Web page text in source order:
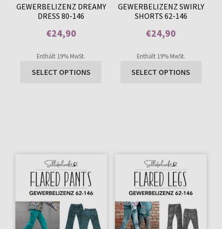
GEWERBELIZENZ DREAMY
DRESS 80-146
€24,90
Enthält 19% MwSt.
SELECT OPTIONS
GEWERBELIZENZ SWIRLY
SHORTS 62-146
€24,90
Enthält 19% MwSt.
SELECT OPTIONS